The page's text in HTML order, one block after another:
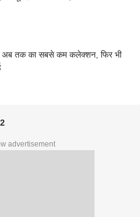
अब तक का सबसे कम कलेक्शन, फिर भी
2
advertisement